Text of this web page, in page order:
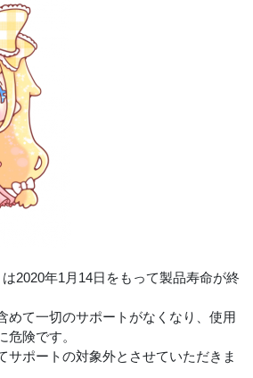
2020年1月14日をもって製品寿命が終
めて一切のサポートがなくなり、使用
危険です。
サポートの対象外とさせていただきま